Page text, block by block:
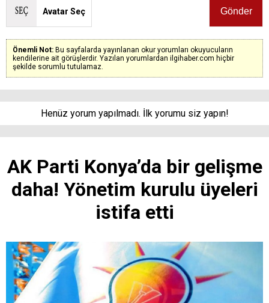
Avatar Seç
Önemli Not: Bu sayfalarda yayınlanan okur yorumları okuyucuların
kendilerine ait görüşlerdir. Yazılan yorumlardan ilgihaber.com hiçbir
şekilde sorumlu tutulamaz.
Henüz yorum yapılmadı. İlk yorumu siz yapın!
AK Parti Konya’da bir gelişme
daha! Yönetim kurulu üyeleri
istifa etti